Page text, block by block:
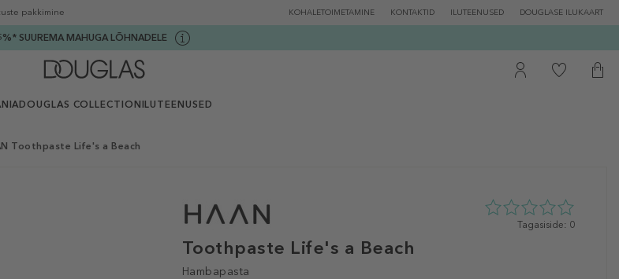
pakkimine KOHALETOIMETAMINE KONTAKTID ILUTEENUSED DOUGLASE ILUKAART
SUUREMA MAHUGA LÕHNADELE
DOUGLAS COLLECTION ILUTEENUSED
Toothpaste Life's a Beach
Toothpaste Life's a Beach
Hambapasta
0
Tagasiside: 0